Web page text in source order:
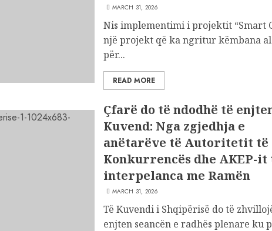
MARCH 31, 2026
Nis implementimi i projektit “Smart
një projekt që ka ngritur këmbana
për...
READ MORE
Çfarë do të ndodhë të
Kuvend: Nga zgjedhja e
anëtarëve të Autoritetit të
Konkurrencës dhe AKEP-it
interpelanca me Ramën
MARCH 31, 2026
Të Kuvendi i Shqipërisë do të
enjten seancën e radhës plenare ku